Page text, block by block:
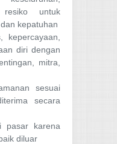
resiko untuk
kepatuhan
kepercayaan,
diri dengan
mitra,
sesuai
secara
pasar karena
diluar